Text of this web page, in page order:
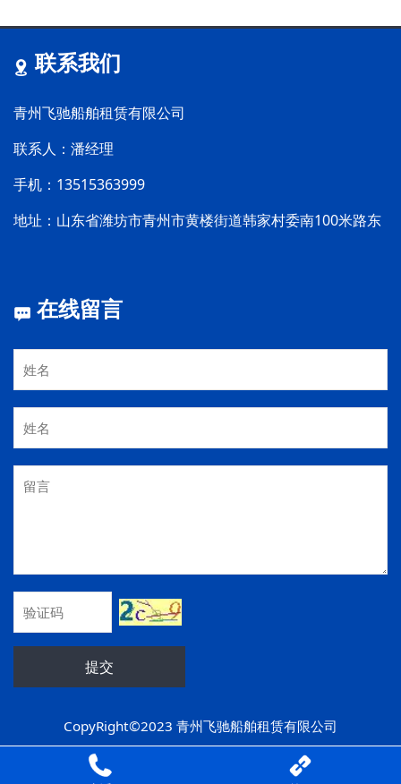
之后还要检查密封圈的尺寸
是否符合该油缸的尺寸。
联系我们
青州飞驰船舶租赁有限公司
联系人：潘经理
手机：13515363999
地址：山东省潍坊市青州市黄楼街道韩家村委南100米路东
在线留言
提交
CopyRight©2023 青州飞驰船舶租赁有限公司